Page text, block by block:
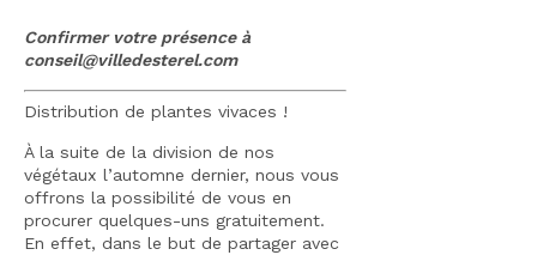
Confirmer votre présence à
conseil@villedesterel.com
Distribution de plantes vivaces !
À la suite de la division de nos
végétaux l’automne dernier, nous vous
offrons la possibilité de vous en
procurer quelques-uns gratuitement.
En effet, dans le but de partager avec